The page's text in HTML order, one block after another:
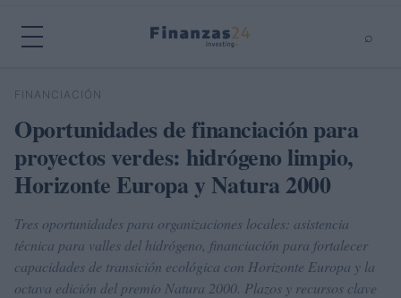
⌕
Buscar
FINANCIACIÓN
Oportunidades de financiación para
proyectos verdes: hidrógeno limpio,
Horizonte Europa y Natura 2000
Tres oportunidades para organizaciones locales: asistencia
técnica para valles del hidrógeno, financiación para fortalecer
capacidades de transición ecológica con Horizonte Europa y la
octava edición del premio Natura 2000. Plazos y recursos clave